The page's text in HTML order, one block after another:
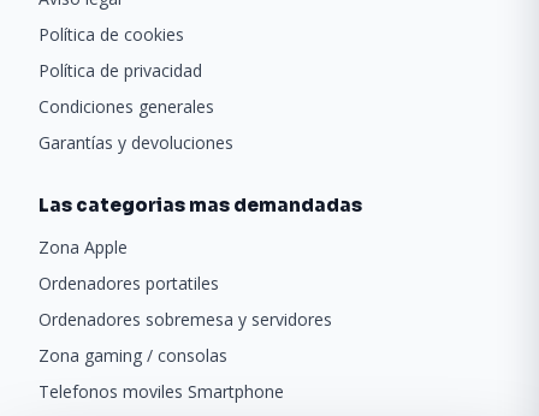
Política de cookies
Política de privacidad
Condiciones generales
Garantías y devoluciones
Las categorias mas demandadas
Zona Apple
Ordenadores portatiles
Ordenadores sobremesa y servidores
Zona gaming / consolas
Telefonos moviles Smartphone